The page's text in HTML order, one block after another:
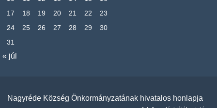
17
18 19 20 21 22
23
24
25 26 27 28 29
30
31
« júl
Nagyréde Község Önkormányzatának hivatalos honlapja